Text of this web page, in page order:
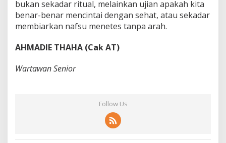
bukan sekadar ritual, melainkan ujian apakah kita
benar-benar mencintai dengan sehat, atau sekadar
membiarkan nafsu menetes tanpa arah.
AHMADIE THAHA (Cak AT)
Wartawan Senior
Follow Us